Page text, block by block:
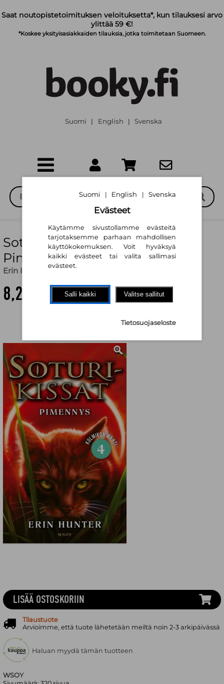
Saat noutopistetoimituksen veloituksetta*, kun tilauksesi arvo
ylittää 59 €!
*Koskee yksityisasiakkaiden tilauksia, jotka toimitetaan Suomeen.
Suomi | English | Svenska
Soturikissat: Kolmikon mahti 4:
Pimennys
Erin Hunter ,Nana Sironen (käänt.)
8,20 €
WSOY
LISÄÄ OSTOSKORIIN
Tilaustuote
Arvioimme, että tuote lähetetään meiltä noin 2-3 arkipäivässä
Haluan myydä tämän tuotteen
Suomi | English | Svenska
Evästeet
Käytämme sivustollamme evästeitä
tarjotaksemme parhaan mahdollisen
käyttökokemuksen. Voit hyväksyä
kaikki evästeet tai valita sallimasi
evästeet.
Salli kaikki Valitse sallitut
Tietosuojaseloste